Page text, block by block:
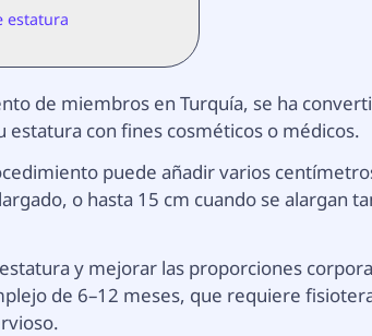
estatura
de miembros en Turquía, se ha
con fines cosméticos o médicos.
puede añadir varios
o hasta 15 cm cuando se alargan
y mejorar las proporciones
de 6–12 meses, que requiere